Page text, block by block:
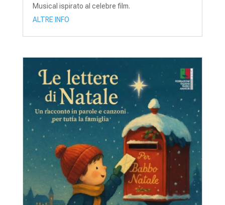
Musical ispirato al celebre film.
ALTRE INFO